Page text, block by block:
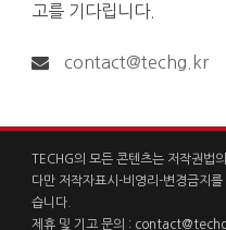
고를 기다립니다.
contact@techg.kr
TECHG의 모든 콘텐츠는 저작권법
다만 저작자표시-비영리-변경금지
습니다.
제휴 및 기고 문의 :